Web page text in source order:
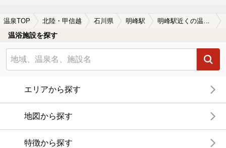
温泉TOP 北陸・甲信越 石川県 明峰駅 明峰駅近くの温泉宿・温泉旅館・ホテルおすすめ(2026年版)
温浴施設を探す
エリアから探す
地図から探す
特徴から探す